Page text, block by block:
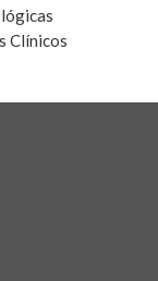
Clínicos